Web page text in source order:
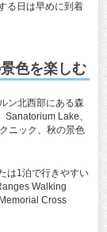
る日は早めに到着
色を楽しむ
ン北西部にある森
Lake、
ニック、秋の景色
は1泊で行きやすい
Walking
Cross